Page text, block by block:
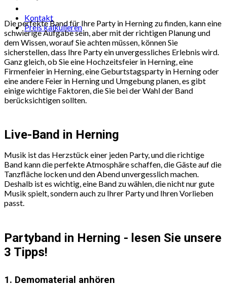
Kontakt
Preis kalkulieren
Die perfekte Band für Ihre Party in Herning zu finden, kann eine
schwierige Aufgabe sein, aber mit der richtigen Planung und
dem Wissen, worauf Sie achten müssen, können Sie
sicherstellen, dass Ihre Party ein unvergessliches Erlebnis wird.
Ganz gleich, ob Sie eine Hochzeitsfeier in Herning, eine
Firmenfeier in Herning, eine Geburtstagsparty in Herning oder
eine andere Feier in Herning und Umgebung planen, es gibt
einige wichtige Faktoren, die Sie bei der Wahl der Band
berücksichtigen sollten.
Live-Band in Herning
Musik ist das Herzstück einer jeden Party, und die richtige
Band kann die perfekte Atmosphäre schaffen, die Gäste auf die
Tanzfläche locken und den Abend unvergesslich machen.
Deshalb ist es wichtig, eine Band zu wählen, die nicht nur gute
Musik spielt, sondern auch zu Ihrer Party und Ihren Vorlieben
passt.
Partyband in Herning - lesen Sie unsere
3 Tipps!
1. Demomaterial anhören